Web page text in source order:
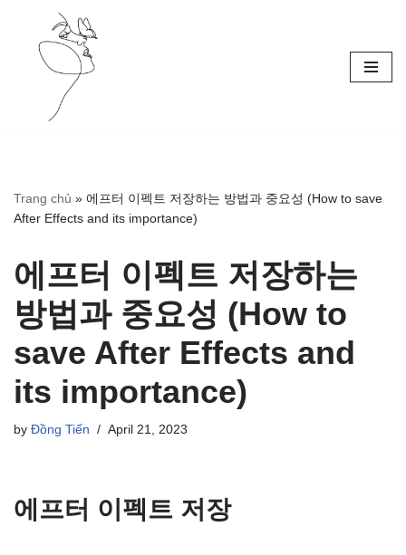
Skip
Trang chủ » 에프터 이펙트 저장하는 방법과 중요성 (How to save
After Effects and its importance)
에프터 이펙트 저장하는
방법과 중요성 (How to
save After Effects and
its importance)
by Đồng Tiến April 21, 2023
에프터 이펙트 저장